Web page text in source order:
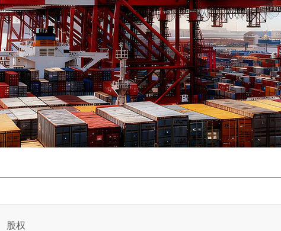
股权